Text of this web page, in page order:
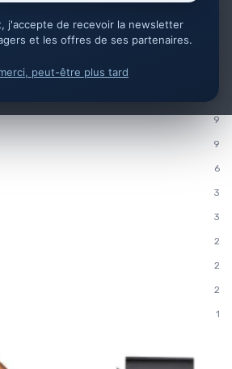
13
9
9
6
3
3
2
2
2
1
j'accepte de recevoir la newsletter
et les offres de ses partenaires.
peut-être plus tard